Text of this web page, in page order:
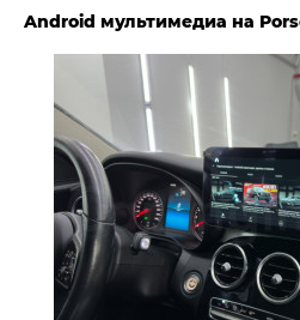
Android мультимедиа на